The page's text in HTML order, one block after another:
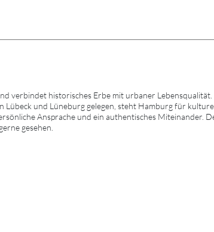
verbindet historisches Erbe mit urbaner
und Lüneburg gelegen, steht Hamburg für
Ansprache und ein authentisches Miteinander.
gesehen.